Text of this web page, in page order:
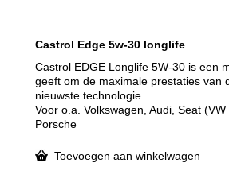
Castrol Edge 5w-30 longlife
Castrol EDGE Longlife 5W-30 is een
geeft om de maximale prestaties van
nieuwste technologie.
Voor o.a. Volkswagen, Audi, Seat
Porsche
Toevoegen aan winkelwagen